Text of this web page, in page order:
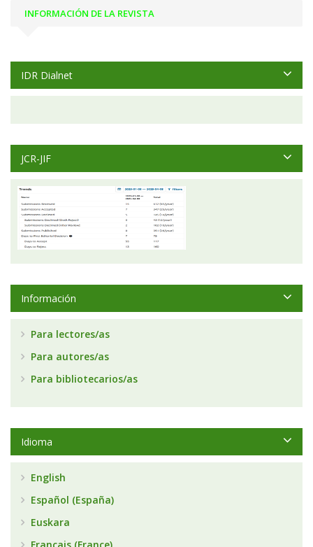
INFORMACIÓN DE LA REVISTA
IDR Dialnet
JCR-JIF
Información
Para lectores/as
Para autores/as
Para bibliotecarios/as
Idioma
English
Español (España)
Euskara